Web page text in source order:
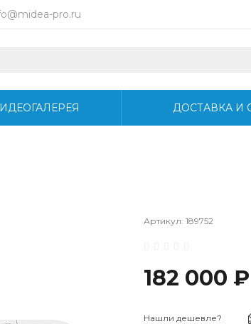
pro.ru
ДОСТАВКА И
Артикул: 189752
182 000 ₽
Нашли дешевле?